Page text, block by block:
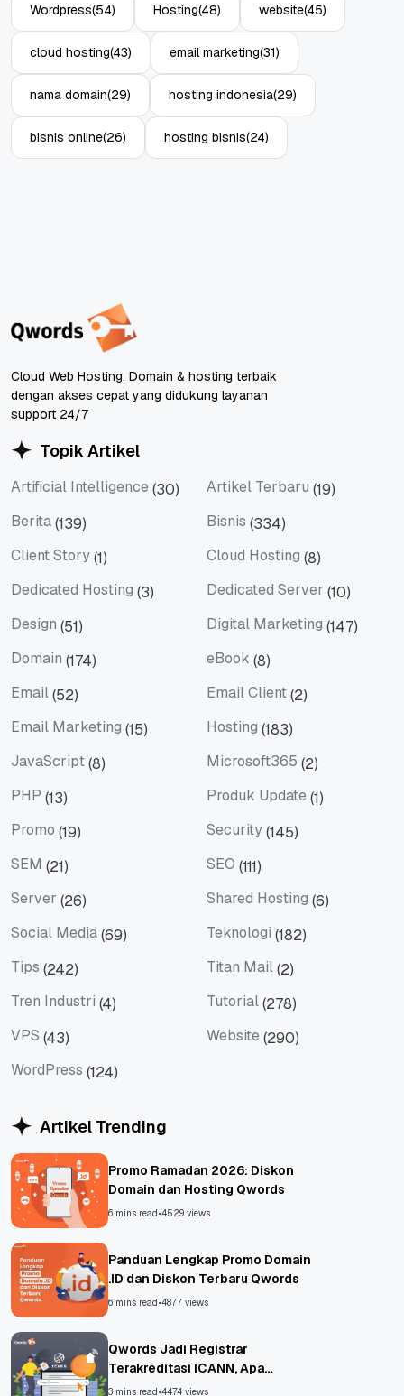
Wordpress(54) Hosting(48) website(45)
cloud hosting(43) email marketing(31)
nama domain(29) hosting indonesia(29)
bisnis online(26) hosting bisnis(24)
Cloud Web Hosting. Domain & hosting terbaik
dengan akses cepat yang didukung layanan
support 24/7
Topik Artikel
Artificial Intelligence (30) Artikel Terbaru (19)
Berita(139) Bisnis (334)
Client Story(1) Cloud Hosting (8)
Dedicated Hosting (3) Dedicated Server (10)
Design (51) Digital Marketing (147)
Domain (174) eBook (8)
Email(52) Email Client(2)
Email Marketing (15) Hosting (183)
JavaScript(8) Microsoft365 (2)
PHP (13) Produk Update (1)
Promo (19) Security(145)
SEM (21) SEO (111)
Server (26) Shared Hosting (6)
Social Media(69) Teknologi (182)
Tips (242) Titan Mail(2)
Tren Industri (4) Tutorial(278)
VPS (43) Website (290)
WordPress (124)
Artikel Trending
Promo Ramadan 2026: Diskon
Domain dan Hosting Qwords
6 mins read•4529 views
Panduan Lengkap Promo Domain
.ID dan Diskon Terbaru Qwords
6 mins read•4877 views
Qwords Jadi Registrar
Terakreditasi ICANN, Apa
Untungnya?
3 mins read•4474 views